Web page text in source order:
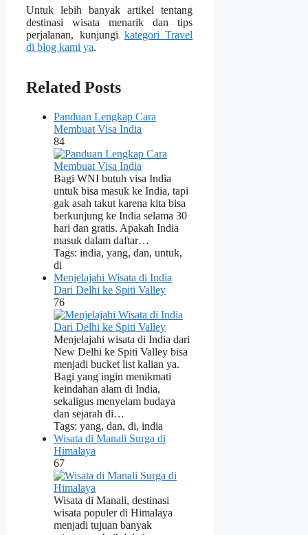
Untuk lebih banyak artikel tentang
destinasi wisata menarik dan tips
perjalanan, kunjungi kategori Travel
di blog kami ya.
Related Posts
Panduan Lengkap Cara
Membuat Visa India
84
Bagi WNI butuh visa India
untuk bisa masuk ke India, tapi
gak asah takut karena kita bisa
berkunjung ke India selama 30
hari dan gratis. Apakah India
masuk dalam daftar…
Tags: india, yang, dan, untuk,
di
Menjelajahi Wisata di India
Dari Delhi ke Spiti Valley
76
Menjelajahi wisata di India dari
New Delhi ke Spiti Valley bisa
menjadi bucket list kalian ya.
Bagi yang ingin menikmati
keindahan alam di India,
sekaligus menyelam budaya
dan sejarah di…
Tags: yang, dan, di, india
Wisata di Manali Surga di
Himalaya
67
Wisata di Manali, destinasi
wisata populer di Himalaya
menjadi tujuan banyak